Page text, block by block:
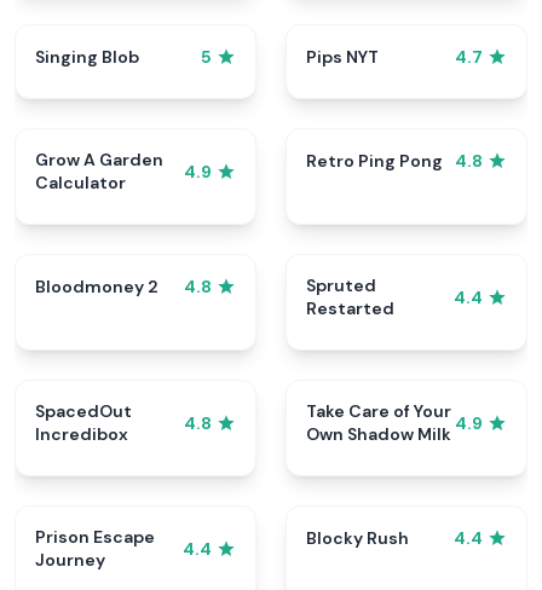
Singing Blob 5 Pips NYT 4.7
Grow A Garden
Calculator
4.9
Retro Ping Pong 4.8
Bloodmoney 2 4.8
Spruted
Restarted
4.4
SpacedOut
Incredibox
4.8
Take Care of Your
Own Shadow Milk 4.9
Prison Escape
Journey
4.4
Blocky Rush 4.4